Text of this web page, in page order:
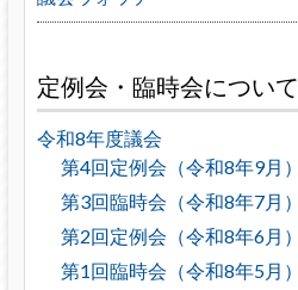
定例会・臨時会について
令和8年度議会
第4回定例会（令和8年9月）
第3回臨時会（令和8年7月）
第2回定例会（令和8年6月）
第1回臨時会（令和8年5月）